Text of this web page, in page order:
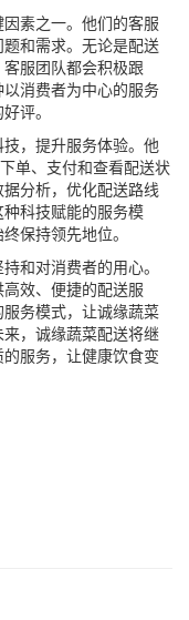
素之一。他们的客服
和需求。无论是配送
服团队都会积极跟
消费者为中心的服务
评。
，提升服务体验。他
单、支付和查看配送状
分析，优化配送路线
科技赋能的服务模
保持领先地位。
和对消费者的用心。
效、便捷的配送服
务模式，让诚缘蔬菜
，诚缘蔬菜配送将继
服务，让健康饮食变